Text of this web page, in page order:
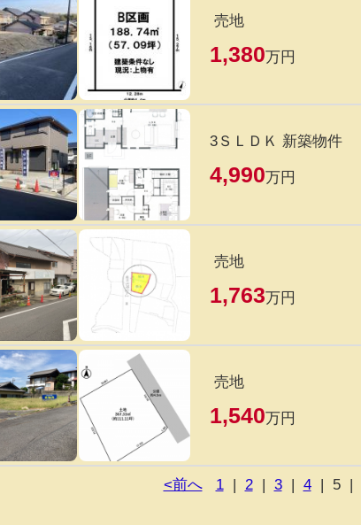
売地
1,380万円
3ＳＬＤＫ 新築物件
4,990万円
売地
1,763万円
売地
1,540万円
<前へ 1 | 2 | 3 | 4 | 5 |